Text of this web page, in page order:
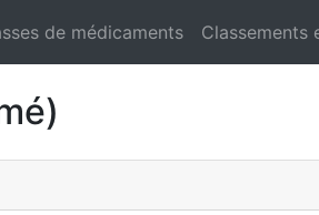
de médicaments Classements